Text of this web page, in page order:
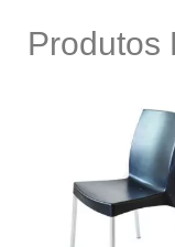
Produtos